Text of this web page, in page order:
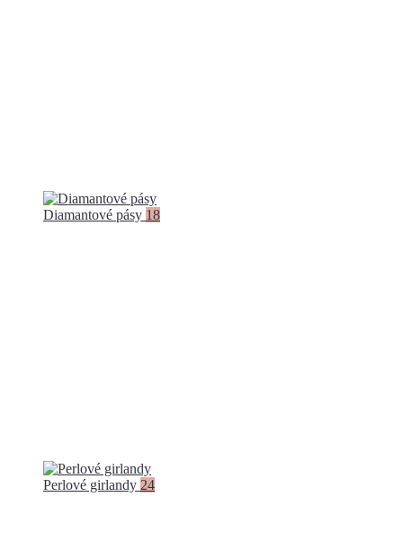
Diamantové pásy 18
Perlové girlandy 24